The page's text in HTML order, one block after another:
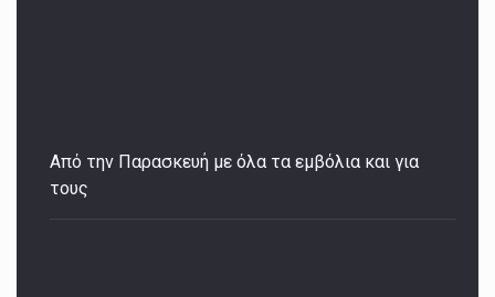
Από την Παρασκευή με όλα τα εμβόλια και για
τους